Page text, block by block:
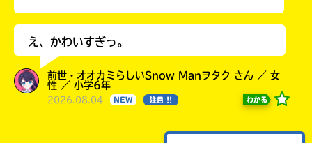
え、かわいすぎっ。
前世・オオカミらしいSnow Manヲタク さん ／ 女
性 ／ 小学6年
2026.08.04 NEW 注目 !! わかる